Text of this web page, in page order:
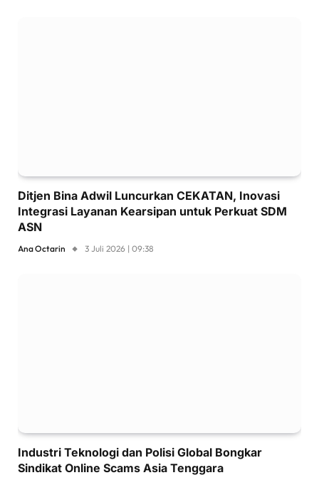
Ditjen Bina Adwil Luncurkan CEKATAN, Inovasi
Integrasi Layanan Kearsipan untuk Perkuat SDM
ASN
Ana Octarin 3 Juli 2026 | 09:38
Industri Teknologi dan Polisi Global Bongkar
Sindikat Online Scams Asia Tenggara